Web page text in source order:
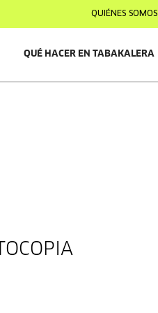
QUIÉNES SOMOS
QUÉ HACER EN TABAKALERA